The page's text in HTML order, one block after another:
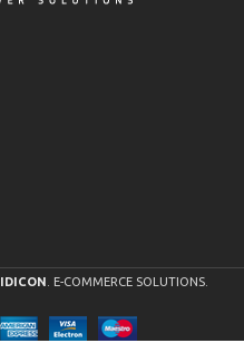
IDICON . E-COMMERCE SOLUTIONS.